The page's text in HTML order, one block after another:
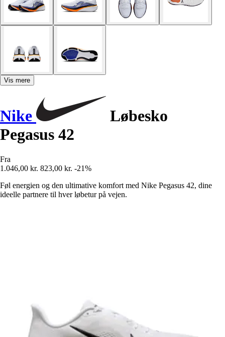
Vis mere
Nike
Løbesko
Pegasus 42
Fra
1.046,00 kr. 823,00 kr. -21%
Føl energien og den ultimative komfort med Nike Pegasus 42, dine
ideelle partnere til hver løbetur på vejen.